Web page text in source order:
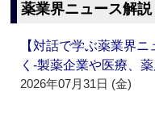
薬業界ニュース解説
【対話で学ぶ薬業界
く‐製薬企業や医療、
2026年07月31日 (金)